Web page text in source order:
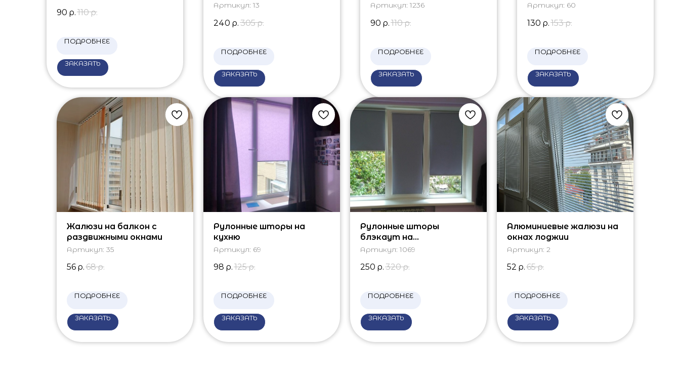
90 р. 110 р.
ПОДРОБНЕЕ
ЗАКАЗАТЬ
Артикул: 13
240 р. 305 р.
ПОДРОБНЕЕ
ЗАКАЗАТЬ
Артикул: 1236
90 р. 110 р.
ПОДРОБНЕЕ
ЗАКАЗАТЬ
Артикул: 60
130 р. 153 р.
ПОДРОБНЕЕ
ЗАКАЗАТЬ
Жалюзи на балкон с
раздвижными окнами
Артикул: 35
56 р. 68 р.
ПОДРОБНЕЕ
ЗАКАЗАТЬ
Рулонные шторы на
кухню
Артикул: 69
98 р. 125 р.
ПОДРОБНЕЕ
ЗАКАЗАТЬ
Рулонные шторы
блэкаут на
трехстворчатое окно
Артикул: 1069
250 р. 320 р.
ПОДРОБНЕЕ
ЗАКАЗАТЬ
Алюминиевые жалюзи на
окнах лоджии
Артикул: 2
52 р. 65 р.
ПОДРОБНЕЕ
ЗАКАЗАТЬ